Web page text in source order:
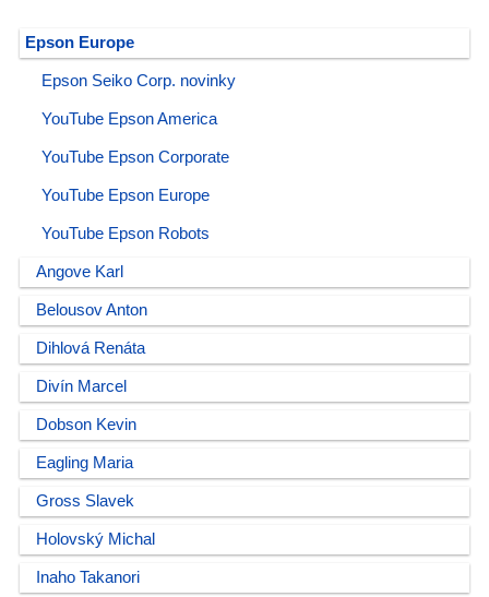
Epson Europe
Epson Seiko Corp. novinky
YouTube Epson America
YouTube Epson Corporate
YouTube Epson Europe
YouTube Epson Robots
Angove Karl
Belousov Anton
Dihlová Renáta
Divín Marcel
Dobson Kevin
Eagling Maria
Gross Slavek
Holovský Michal
Inaho Takanori